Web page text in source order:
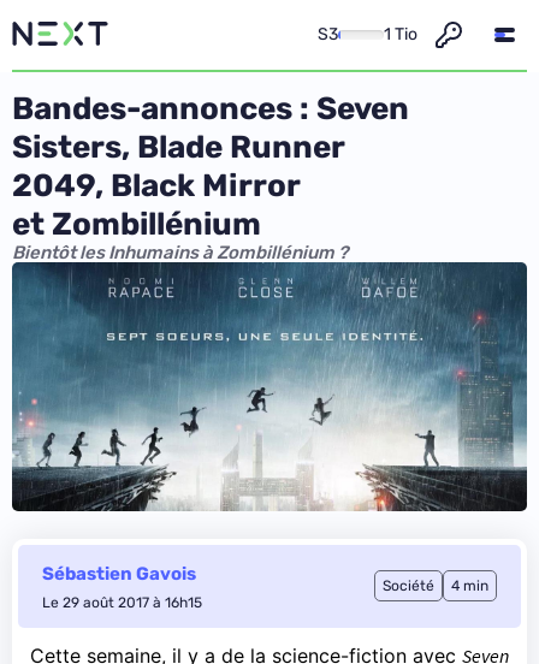
S3 1 Tio
Bandes-annonces : Seven
Sisters, Blade Runner
2049, Black Mirror
et Zombillénium
Bientôt les Inhumains à Zombillénium ?
Sébastien Gavois
Le 29 août 2017 à 16h15
Société 4 min
Cette semaine, il y a de la science-fiction avec Seven